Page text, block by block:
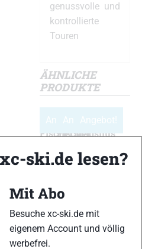
genussvolle und
kontrollierte
Touren
ÄHNLICHE
PRODUKTE
Angebot!
Fischer
RC3
Classicschuhe
Ursprünglicher
Preis
war:
€159,95
€63,40
Aktueller
Preis
ist:
Mehr
Details
Angebot!
Fischer
XC
Touring
€109,95
Ursprünglicher
€98,95
Aktueller
Mehr
Details
Angebot!
Madshus
Classic
Boot
Preis
war:
Aktueller
PreisMehr
Details
ski.de lesen?
Mit Abo
Besuche xc-ski.de mit
eigenem Account und völlig
werbefrei.